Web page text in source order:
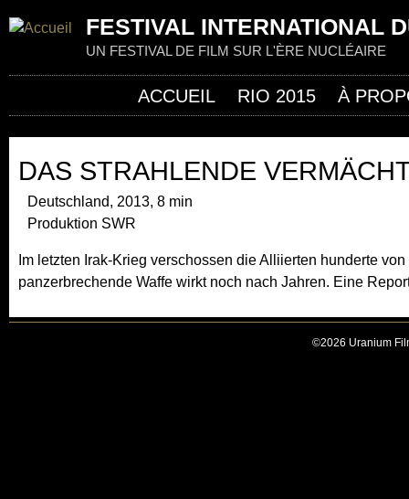
FESTIVAL INTERNATIONAL
UN FESTIVAL DE FILM SUR L'ÈRE NUCLÉAIRE
DAS STRAHLENDE
Deutschland, 2013, 8 min
Produktion SWR
Im letzten Irak-Krieg verschossen die Alliierten hunderte
panzerbrechende Waffe wirkt noch nach Jahren. Eine
ACCUEIL RIO 2015 À
©2026 Uranium